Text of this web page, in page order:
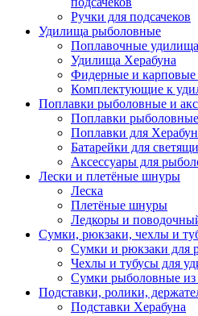
Ручки для подсачеков
Удилища рыболовные
Поплавочные удилища
Удилища Херабуна
Фидерные и карповые
Комплектующие к
Поплавки рыболовные и
Поплавки рыболовные
Поплавки для
Батарейки для
Аксессуары для
Лески и плетёные шнуры
Леска
Плетёные шнуры
Ледкоры и
Сумки, рюкзаки, чехлы и
Сумки и рюкзаки для
Чехлы и тубусы для
Сумки рыболовные из
Подставки, ролики,
Подставки Херабуна